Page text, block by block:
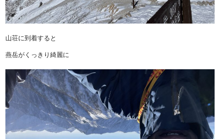
山荘に到着すると
燕岳がくっきり綺麗に